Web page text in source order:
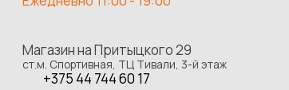
Магазин на Притыцкого 29
ст.м. Спортивная, ТЦ Тивали, 3-й этаж
+375 44 744 60 17